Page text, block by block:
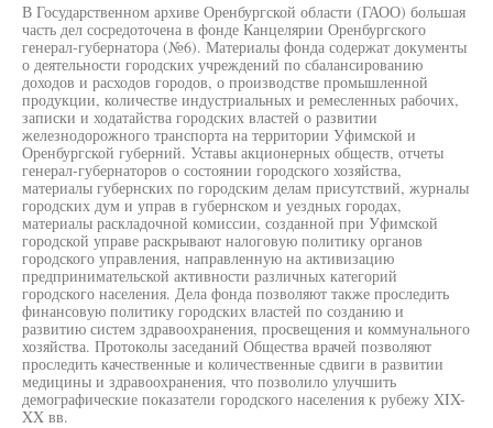
В Государственном архиве Оренбургской области (ГАОО) большая
часть дел сосредоточена в фонде Канцелярии Оренбургского
генерал-губернатора (№6). Материалы фонда содержат документы
о деятельности городских учреждений по сбалансированию
доходов и расходов городов, о производстве промышленной
продукции, количестве индустриальных и ремесленных рабочих,
записки и ходатайства городских властей о развитии
железнодорожного транспорта на территории Уфимской и
Оренбургской губерний. Уставы акционерных обществ, отчеты
генерал-губернаторов о состоянии городского хозяйства,
материалы губернских по городским делам присутствий, журналы
городских дум и управ в губернском и уездных городах,
материалы раскладочной комиссии, созданной при Уфимской
городской управе раскрывают налоговую политику органов
городского управления, направленную на активизацию
предпринимательской активности различных категорий
городского населения. Дела фонда позволяют также проследить
финансовую политику городских властей по созданию и
развитию систем здравоохранения, просвещения и коммунального
хозяйства. Протоколы заседаний Общества врачей позволяют
проследить качественные и количественные сдвиги в развитии
медицины и здравоохранения, что позволило улучшить
демографические показатели городского населения к рубежу XIX-
XX вв.